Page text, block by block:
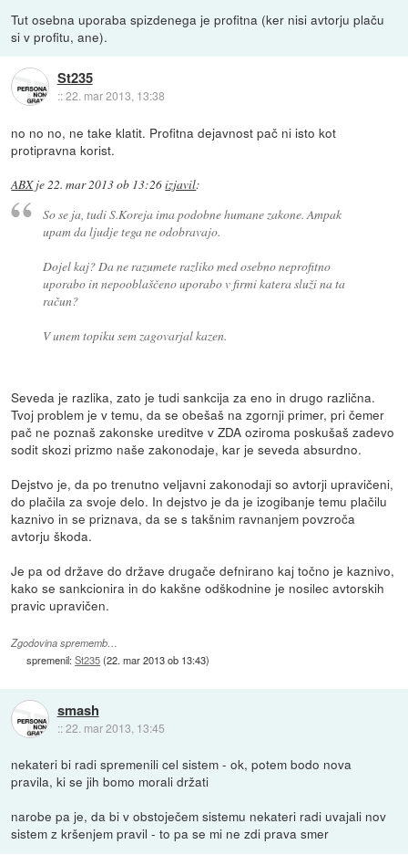
Tut osebna uporaba spizdenega je profitna (ker nisi avtorju plaču
si v profitu, ane).
St235
::22. mar 2013, 13:38
no no no, ne take klatit. Profitna dejavnost pač ni isto kot
protipravna korist.
ABXje22. mar 2013 ob 13:26izjavil:
So se ja, tudi S.Koreja ima podobne humane zakone. Ampak
upam da ljudje tega ne odobravajo.
Dojel kaj? Da ne razumete razliko med osebno neprofitno
uporabo in nepooblaščeno uporabo v firmi katera služi na ta
račun?
V unem topiku sem zagovarjal kazen.
Seveda je razlika, zato je tudi sankcija za eno in drugo različna.
Tvoj problem je v temu, da se obešaš na zgornji primer, pri čemer
pač ne poznaš zakonske ureditve v ZDA oziroma poskušaš zadevo
sodit skozi prizmo naše zakonodaje, kar je seveda absurdno.
Dejstvo je, da po trenutno veljavni zakonodaji so avtorji upravičeni,
do plačila za svoje delo. In dejstvo je da je izogibanje temu plačilu
kaznivo in se priznava, da se s takšnim ravnanjem povzroča
avtorju škoda.
Je pa od države do države drugače defnirano kaj točno je kaznivo,
kako se sankcionira in do kakšne odškodnine je nosilec avtorskih
pravic upravičen.
Zgodovina sprememb…
spremenil:St235(22. mar 2013 ob 13:43)
smash
::22. mar 2013, 13:45
nekateri bi radi spremenili cel sistem - ok, potem bodo nova
pravila, ki se jih bomo morali držati
narobe pa je, da bi v obstoječem sistemu nekateri radi uvajali nov
sistem z kršenjem pravil - to pa se mi ne zdi prava smer